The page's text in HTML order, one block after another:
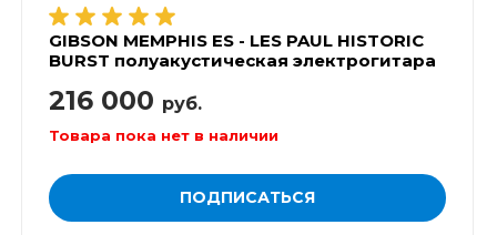
GIBSON MEMPHIS ES - LES PAUL HISTORIC
BURST полуакустическая электрогитара
216 000 руб.
Товара пока нет в наличии
ПОДПИСАТЬСЯ